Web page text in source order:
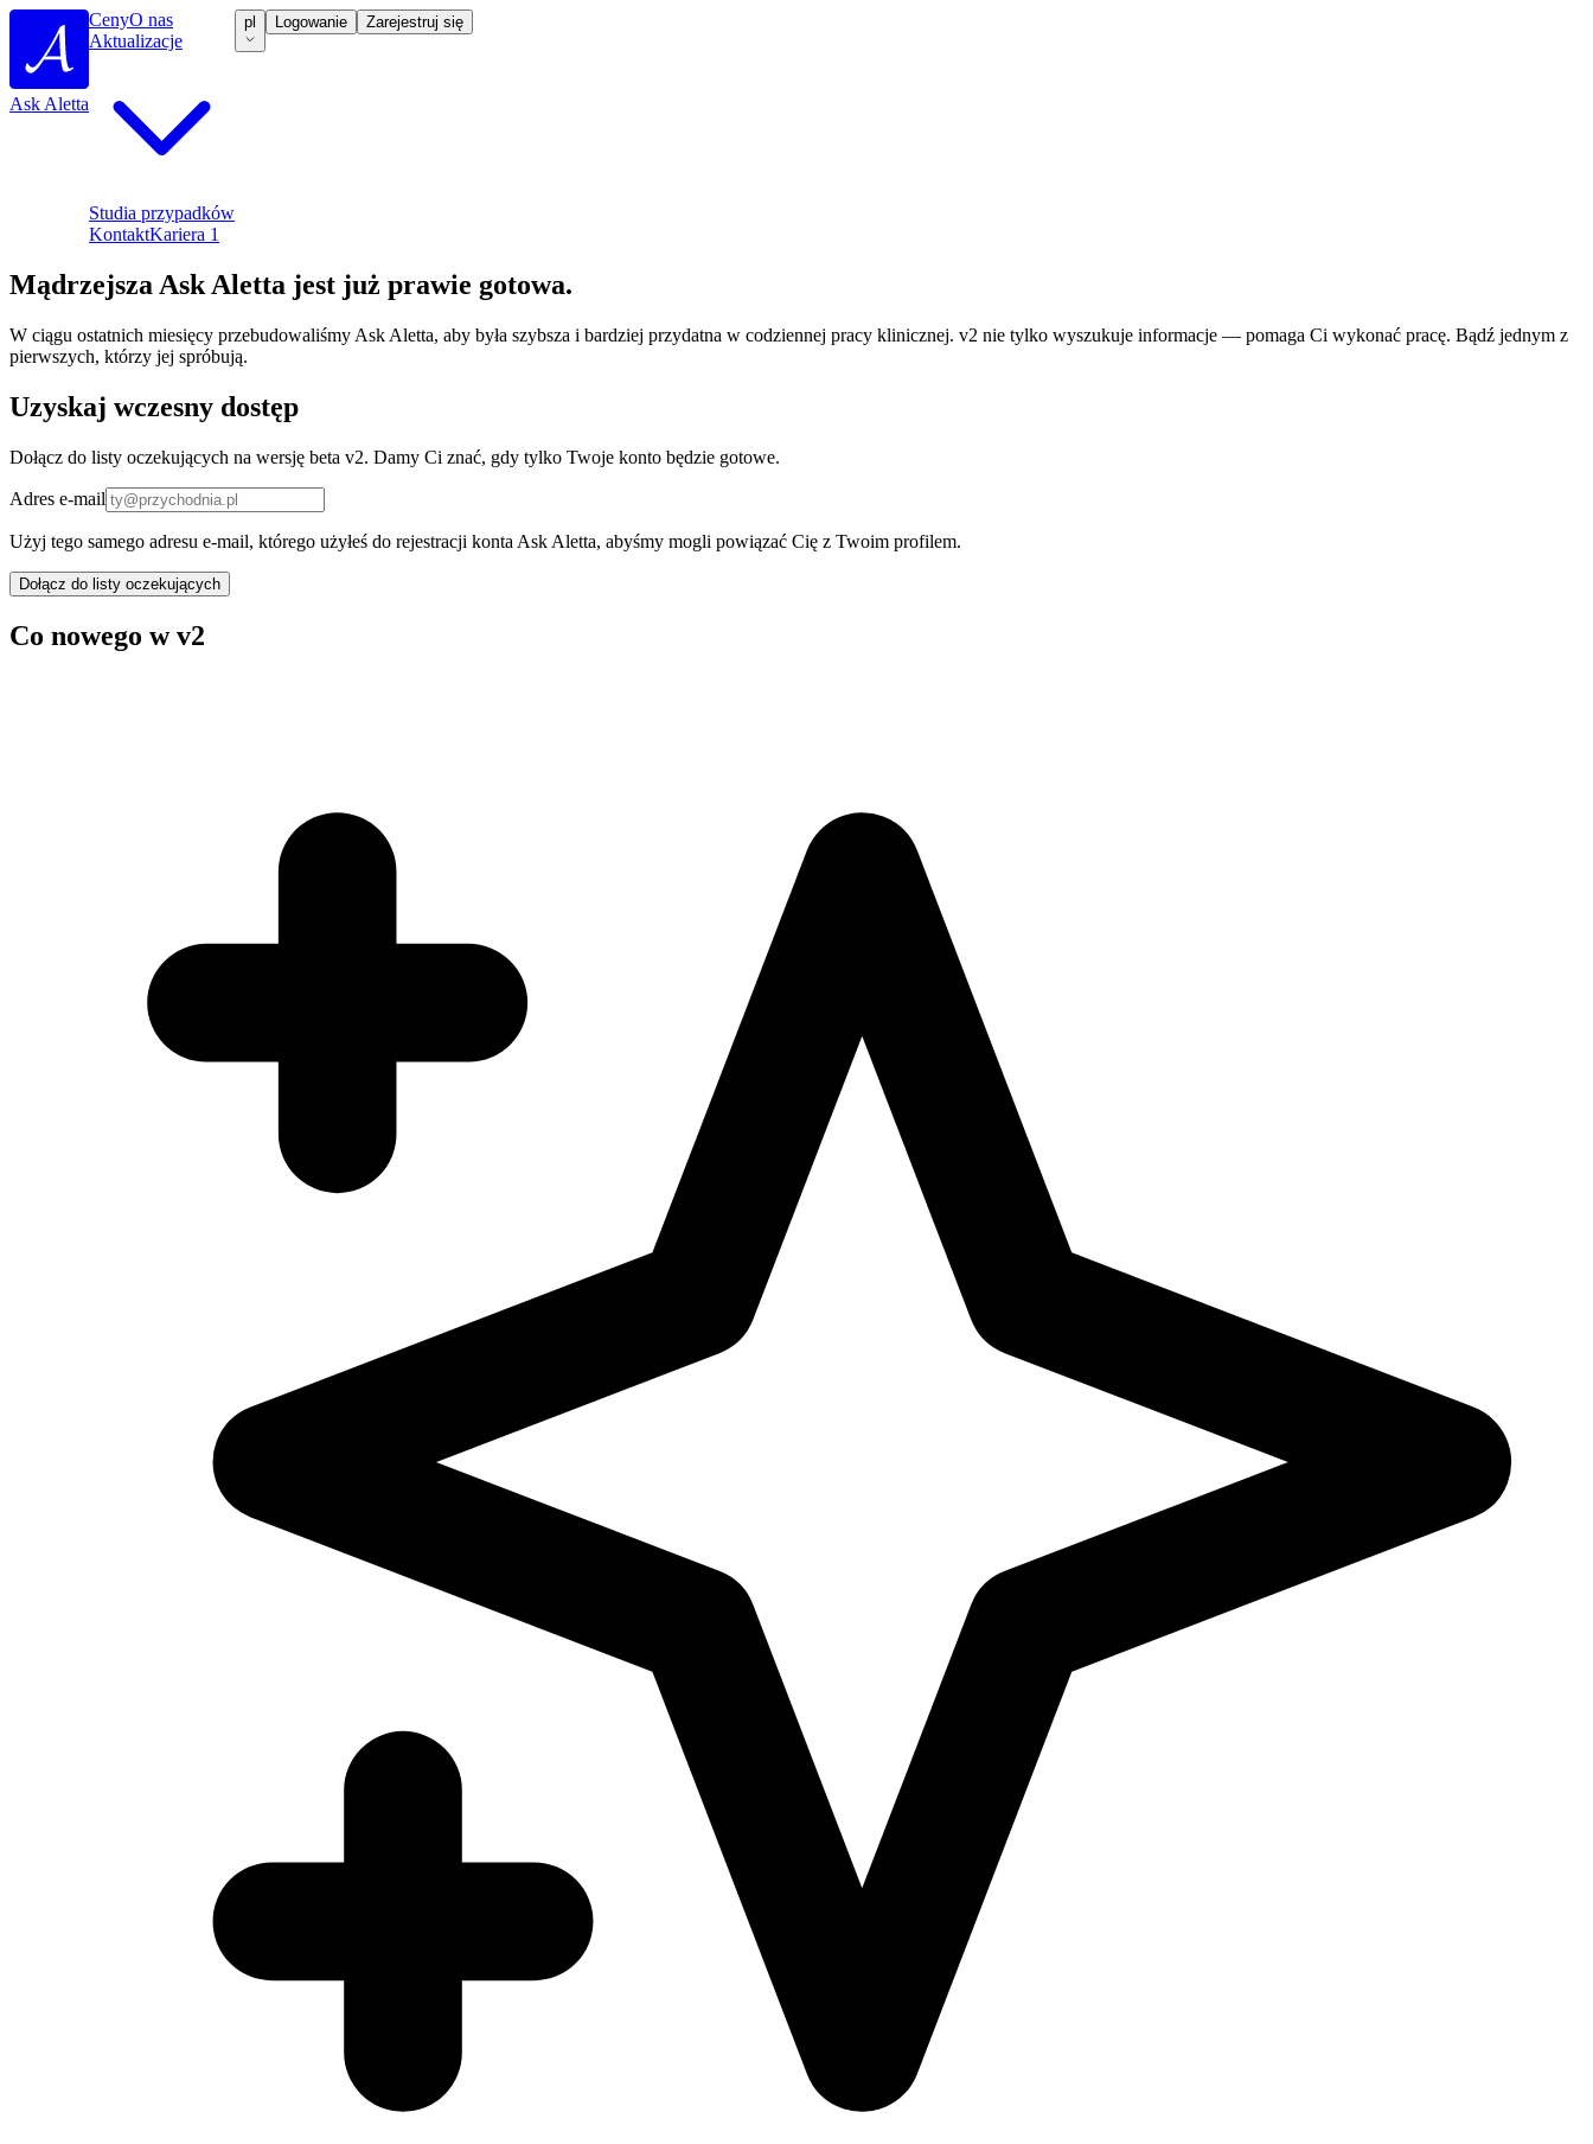
Ask Aletta
CenyO nas
Aktualizacje
Studia przypadków
KontaktKariera 1
pl Logowanie Zarejestruj się
Mądrzejsza Ask Aletta jest już prawie gotowa.
W ciągu ostatnich miesięcy przebudowaliśmy Ask Aletta, aby była szybsza i bardziej przydatna w codziennej pracy klinicznej. v2 nie tylko wyszukuje informacje — pomaga Ci wykonać pracę. Bądź jednym z
pierwszych, którzy jej spróbują.
Uzyskaj wczesny dostęp
Dołącz do listy oczekujących na wersję beta v2. Damy Ci znać, gdy tylko Twoje konto będzie gotowe.
Adres e-mail
Użyj tego samego adresu e-mail, którego użyłeś do rejestracji konta Ask Aletta, abyśmy mogli powiązać Cię z Twoim profilem.
Dołącz do listy oczekujących
Co nowego w v2